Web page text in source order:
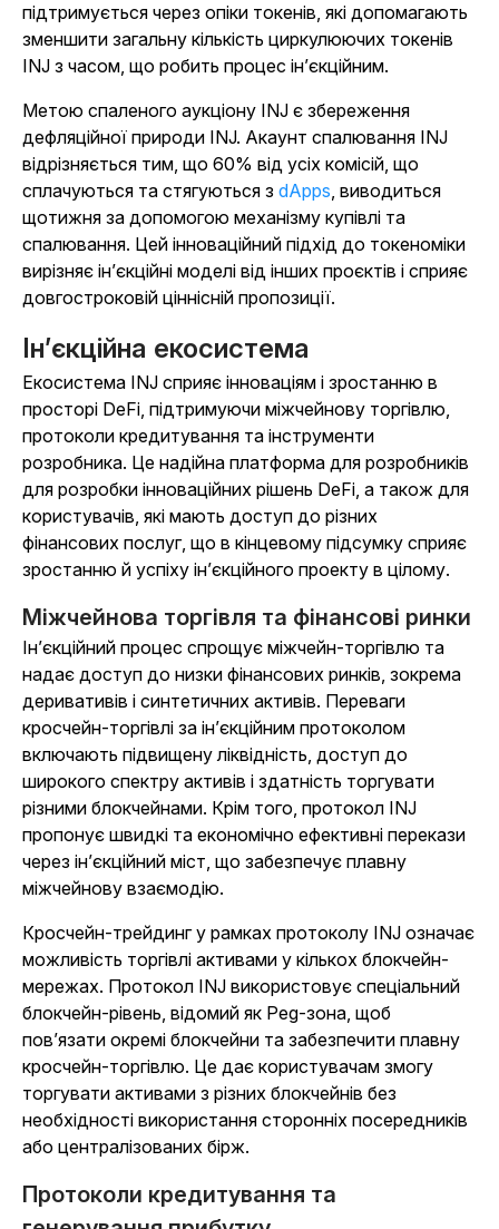
підтримується через опіки токенів, які допомагають
зменшити загальну кількість циркулюючих токенів
INJ з часом, що робить процес ін’єкційним.
Метою спаленого аукціону INJ є збереження
дефляційної природи INJ. Акаунт спалювання INJ
відрізняється тим, що 60% від усіх комісій, що
сплачуються та стягуються з dApps, виводиться
щотижня за допомогою механізму купівлі та
спалювання. Цей інноваційний підхід до токеноміки
вирізняє ін’єкційні моделі від інших проєктів і сприяє
довгостроковій ціннісній пропозиції.
Ін’єкційна екосистема
Екосистема INJ сприяє інноваціям і зростанню в
просторі DeFi, підтримуючи міжчейнову торгівлю,
протоколи кредитування та інструменти
розробника. Це надійна платформа для розробників
для розробки інноваційних рішень DeFi, а також для
користувачів, які мають доступ до різних
фінансових послуг, що в кінцевому підсумку сприяє
зростанню й успіху ін’єкційного проекту в цілому.
Міжчейнова торгівля та фінансові ринки
Ін’єкційний процес спрощує міжчейн-торгівлю та
надає доступ до низки фінансових ринків, зокрема
деривативів і синтетичних активів. Переваги
кросчейн-торгівлі за ін’єкційним протоколом
включають підвищену ліквідність, доступ до
широкого спектру активів і здатність торгувати
різними блокчейнами. Крім того, протокол INJ
пропонує швидкі та економічно ефективні перекази
через ін’єкційний міст, що забезпечує плавну
міжчейнову взаємодію.
Кросчейн-трейдинг у рамках протоколу INJ означає
можливість торгівлі активами у кількох блокчейн-
мережах. Протокол INJ використовує спеціальний
блокчейн-рівень, відомий як Peg-зона, щоб
пов’язати окремі блокчейни та забезпечити плавну
кросчейн-торгівлю. Це дає користувачам змогу
торгувати активами з різних блокчейнів без
необхідності використання сторонніх посередників
або централізованих бірж.
Протоколи кредитування та